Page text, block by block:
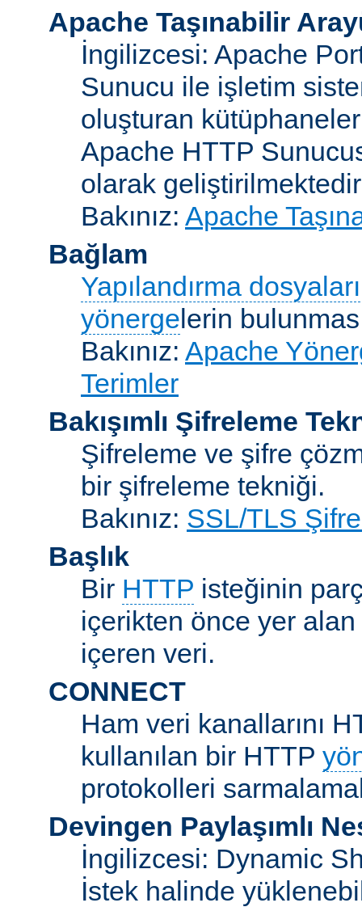
Apache Taşınabilir
İngilizcesi: Apache
Sunucu ile işletim
oluşturan
Apache HTTP
olarak
Bakınız: Apache
Bağlam
Yapılandırma dosyaları
yönergelerin
Bakınız: Apache
Terimler
Bakışımlı Şifreleme
Şifreleme ve şifre
bir şifreleme tekniği.
Bakınız: SSL/TLS
Başlık
Bir HTTP isteğinin
içerikten önce yer
içeren veri.
CONNECT
Ham veri kanallarını
kullanılan bir HTTP
protokolleri
Devingen Paylaşımlı
İngilizcesi: Dynamic
İstek halinde